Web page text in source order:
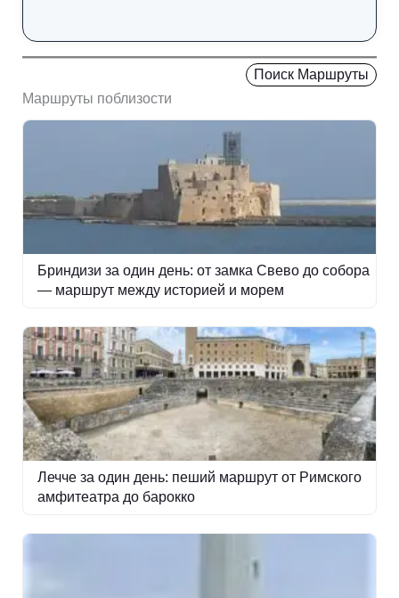
Маршруты поблизости
Поиск Маршруты
Бриндизи за один день: от замка Свево до собора
— маршрут между историей и морем
Лечче за один день: пеший маршрут от Римского
амфитеатра до барокко